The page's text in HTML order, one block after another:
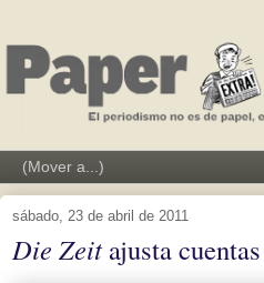
sábado, 23 de abril de 2011
Die Zeitajusta